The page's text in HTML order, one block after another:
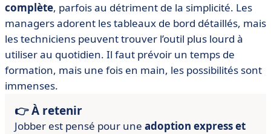
complète, parfois au détriment de la simplicité. Les
managers adorent les tableaux de bord détaillés, mais
les techniciens peuvent trouver l’outil plus lourd à
utiliser au quotidien. Il faut prévoir un temps de
formation, mais une fois en main, les possibilités sont
immenses.
👉 À retenir
Jobber est pensé pour une adoption express et